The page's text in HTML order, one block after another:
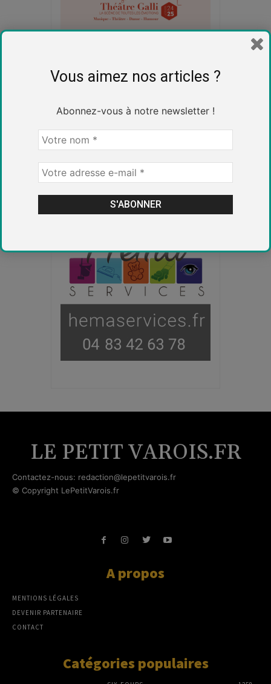
LE PETIT VAROIS.FR
Contactez-nous: redaction@lepetitvarois.fr
© Copyright LePetitVarois.fr
A propos
MENTIONS LÉGALES
DEVENIR PARTENAIRE
CONTACT
Catégories populaires
Vous aimez nos articles ?
Abonnez-vous à notre newsletter !